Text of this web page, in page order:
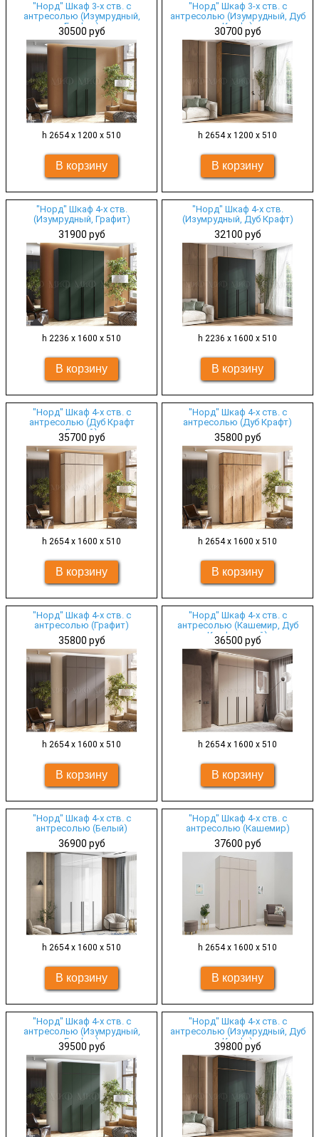
"Норд" Шкаф 3-х ств. с
антресолью (Изумрудный,
Графит)
30500 руб
h 2654 х 1200 х 510
"Норд" Шкаф 3-х ств. с
антресолью (Изумрудный, Дуб
Крафт)
30700 руб
h 2654 х 1200 х 510
"Норд" Шкаф 4-х ств.
(Изумрудный, Графит)
31900 руб
h 2236 х 1600 х 510
"Норд" Шкаф 4-х ств.
(Изумрудный, Дуб Крафт)
32100 руб
h 2236 х 1600 х 510
"Норд" Шкаф 4-х ств. с
антресолью (Дуб Крафт
Белый)
35700 руб
h 2654 х 1600 х 510
"Норд" Шкаф 4-х ств. с
антресолью (Дуб Крафт)
35800 руб
h 2654 х 1600 х 510
"Норд" Шкаф 4-х ств. с
антресолью (Графит)
35800 руб
h 2654 х 1600 х 510
"Норд" Шкаф 4-х ств. с
антресолью (Кашемир, Дуб
Крафт серый)
36500 руб
h 2654 х 1600 х 510
"Норд" Шкаф 4-х ств. с
антресолью (Белый)
36900 руб
h 2654 х 1600 х 510
"Норд" Шкаф 4-х ств. с
антресолью (Кашемир)
37600 руб
h 2654 х 1600 х 510
"Норд" Шкаф 4-х ств. с
антресолью (Изумрудный,
Графит)
39500 руб
"Норд" Шкаф 4-х ств. с
антресолью (Изумрудный, Дуб
Крафт)
39800 руб